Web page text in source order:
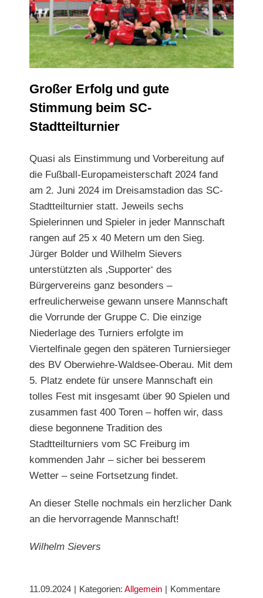
Großer Erfolg und gute Stimmung beim SC-
Stadtteilturnier
Großer Erfolg und gute
Stimmung beim SC-
Stadtteilturnier
Quasi als Einstimmung und Vorbereitung auf
die Fußball-Europameisterschaft 2024 fand
am 2. Juni 2024 im Dreisamstadion das SC-
Stadtteilturnier statt. Jeweils sechs
Spielerinnen und Spieler in jeder Mannschaft
rangen auf 25 x 40 Metern um den Sieg.
Jürger Bolder und Wilhelm Sievers
unterstützten als ‚Supporter‘ des
Bürgervereins ganz besonders –
erfreulicherweise gewann unsere Mannschaft
die Vorrunde der Gruppe C. Die einzige
Niederlage des Turniers erfolgte im
Viertelfinale gegen den späteren Turniersieger
des BV Oberwiehre-Waldsee-Oberau. Mit dem
5. Platz endete für unsere Mannschaft ein
tolles Fest mit insgesamt über 90 Spielen und
zusammen fast 400 Toren – hoffen wir, dass
diese begonnene Tradition des
Stadtteilturniers vom SC Freiburg im
kommenden Jahr – sicher bei besserem
Wetter – seine Fortsetzung findet.
An dieser Stelle nochmals ein herzlicher Dank
an die hervorragende Mannschaft!
Wilhelm Sievers
11.09.2024 | Kategorien: Allgemein | Kommentare